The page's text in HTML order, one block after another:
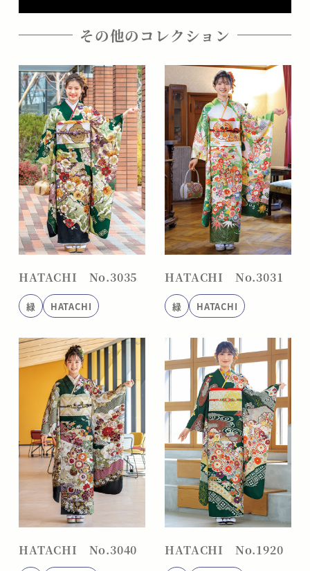
その他のコレクション
HATACHI No.3035
緑 HATACHI
HATACHI No.3031
緑 HATACHI
HATACHI No.3040 HATACHI No.1920